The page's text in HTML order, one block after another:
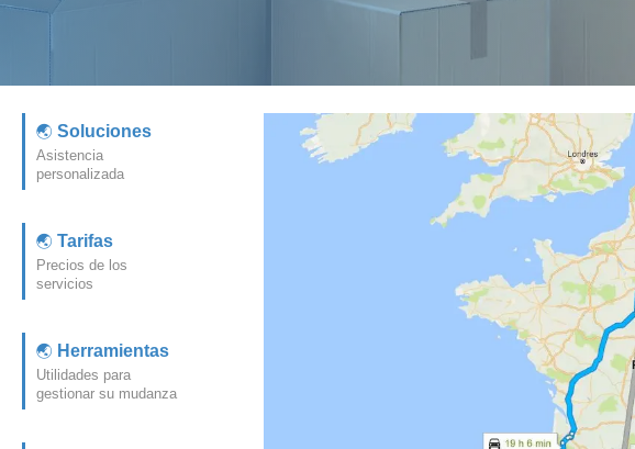
Soluciones
Asistencia
personalizada
Tarifas
Precios de los
servicios
Herramientas
Utilidades para
gestionar su mudanza